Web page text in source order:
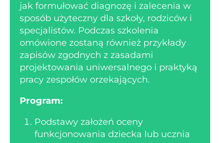
jak formułować diagnozę i zalecenia w
sposób użyteczny dla szkoły, rodziców i
specjalistów. Podczas szkolenia
omówione zostaną również przykłady
zapisów zgodnych z zasadami
projektowania uniwersalnego i praktyką
pracy zespołów orzekających.
Program:
Podstawy założeń oceny
funkcjonowania dziecka lub ucznia